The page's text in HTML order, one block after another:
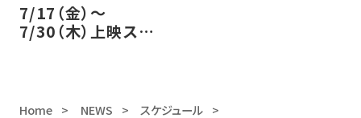
7/17（金）～
7/30（木）上映スケ
Home NEWS スケジュール